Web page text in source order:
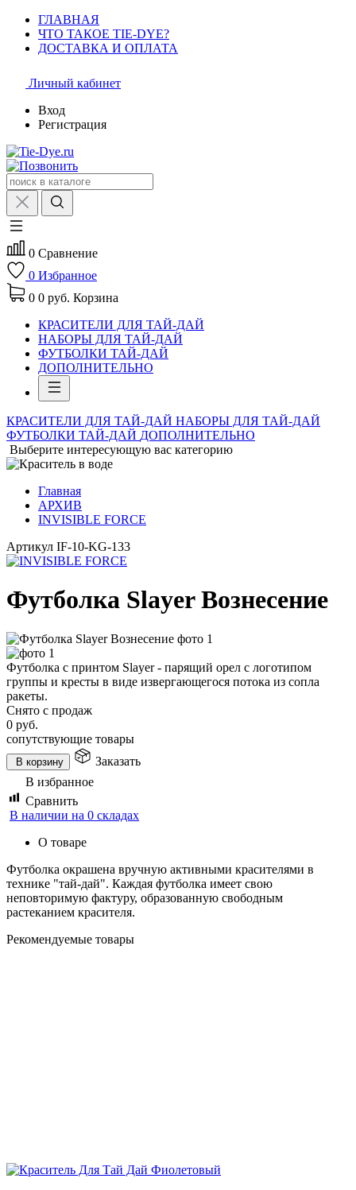
ГЛАВНАЯ
ЧТО ТАКОЕ TIE-DYE?
ДОСТАВКА И ОПЛАТА
Личный кабинет
Вход
Регистрация
0 Сравнение
0 Избранное
0 0 руб. Корзина
КРАСИТЕЛИ ДЛЯ ТАЙ-ДАЙ
НАБОРЫ ДЛЯ ТАЙ-ДАЙ
ФУТБОЛКИ ТАЙ-ДАЙ
ДОПОЛНИТЕЛЬНО
КРАСИТЕЛИ ДЛЯ ТАЙ-ДАЙ НАБОРЫ ДЛЯ ТАЙ-ДАЙ
ФУТБОЛКИ ТАЙ-ДАЙ ДОПОЛНИТЕЛЬНО
Выберите интересующую вас категорию
Главная
АРХИВ
INVISIBLE FORCE
Артикул IF-10-KG-133
Футболка Slayer Вознесение
Футболка с принтом Slayer - парящий орел с логотипом
группы и кресты в виде извергающегося потока из сопла
ракеты.
Снято с продаж
0 руб.
сопутствующие товары
В корзину
Заказать
В избранное
Сравнить
В наличии на 0 складах
О товаре
Футболка окрашена вручную активными красителями в
технике "тай-дай". Каждая футболка имеет свою
неповторимую фактуру, образованную свободным
растеканием красителя.
Рекомендуемые товары